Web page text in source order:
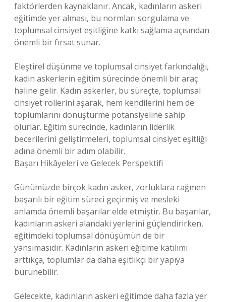
faktörlerden kaynaklanır. Ancak, kadınların askeri
eğitimde yer alması, bu normları sorgulama ve
toplumsal cinsiyet eşitliğine katkı sağlama açısından
önemli bir fırsat sunar.
Eleştirel düşünme ve toplumsal cinsiyet farkındalığı,
kadın askerlerin eğitim sürecinde önemli bir araç
haline gelir. Kadın askerler, bu süreçte, toplumsal
cinsiyet rollerini aşarak, hem kendilerini hem de
toplumlarını dönüştürme potansiyeline sahip
olurlar. Eğitim sürecinde, kadınların liderlik
becerilerini geliştirmeleri, toplumsal cinsiyet eşitliği
adına önemli bir adım olabilir.
Başarı Hikâyeleri ve Gelecek Perspektifi
Günümüzde birçok kadın asker, zorluklara rağmen
başarılı bir eğitim süreci geçirmiş ve mesleki
anlamda önemli başarılar elde etmiştir. Bu başarılar,
kadınların askeri alandaki yerlerini güçlendirirken,
eğitimdeki toplumsal dönüşümün de bir
yansımasıdır. Kadınların askeri eğitime katılımı
arttıkça, toplumlar da daha eşitlikçi bir yapıya
bürünebilir.
Gelecekte, kadınların askeri eğitimde daha fazla yer